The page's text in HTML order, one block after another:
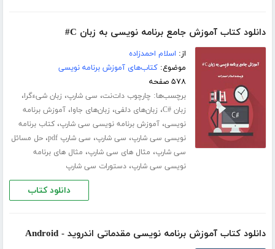
دانلود کتاب آموزش جامع برنامه نویسی به زبان C#
از: اسلام احمدزاده
موضوع:کتاب‌های آموزش برنامه نویسی
۵۷۸ صفحه
برچسب‌ها: چارچوب دات‌نت، سی شارپ، زبان شیءگرا،
زبان #C ، زبان‌های دلفی، زبان‌های جاوا،آموزش برنامه
نویسی،آموزش برنامه نویسی سی شارپ،کتاب برنامه
نویسی سی شارپ، سی شارپ، سی شارپ pdf ،حل مسائل
سی شارپ، مثال های سی شارپ، مثال های برنامه
نویسی سی شارپ،دستورات سی شارپ
دانلود کتاب
دانلود کتاب آموزش برنامه نویسی مقدماتی اندروید - Android